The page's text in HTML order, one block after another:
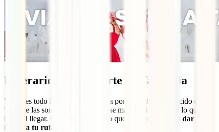
Itinerarios y transporte en Tailandia
Ya tienes todo lo que necesitas para poner rumbo al conocido como
“País de las sonrisas” y toca ponerse manos a la obra con lo que
harás al llegar. Para ello, lo primero que vas a necesitar es dar
forma a tu ruta